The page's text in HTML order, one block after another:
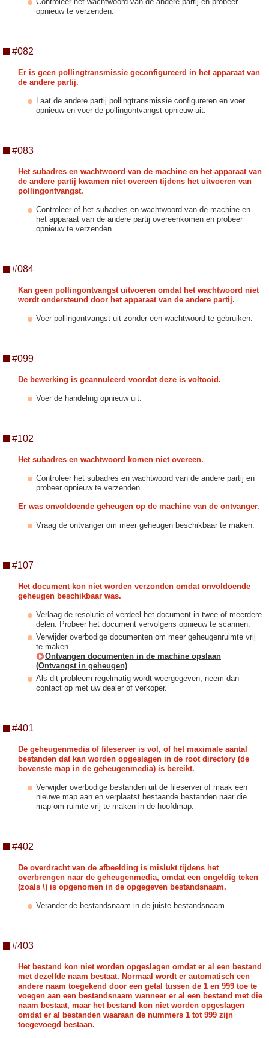
opnieuw te verzenden.
#082
Er is geen pollingtransmissie geconfigureerd in het apparaat van
de andere partij.
Laat de andere partij pollingtransmissie configureren en voer
opnieuw en voer de pollingontvangst opnieuw uit.
#083
Het subadres en wachtwoord van de machine en het apparaat van
de andere partij kwamen niet overeen tijdens het uitvoeren van
pollingontvangst.
Controleer of het subadres en wachtwoord van de machine en
het apparaat van de andere partij overeenkomen en probeer
opnieuw te verzenden.
#084
Kan geen pollingontvangst uitvoeren omdat het wachtwoord niet
wordt ondersteund door het apparaat van de andere partij.
Voer pollingontvangst uit zonder een wachtwoord te gebruiken.
#099
De bewerking is geannuleerd voordat deze is voltooid.
Voer de handeling opnieuw uit.
#102
Het subadres en wachtwoord komen niet overeen.
Controleer het subadres en wachtwoord van de andere partij en
probeer opnieuw te verzenden.
Er was onvoldoende geheugen op de machine van de ontvanger.
Vraag de ontvanger om meer geheugen beschikbaar te maken.
#107
Het document kon niet worden verzonden omdat onvoldoende
geheugen beschikbaar was.
Verlaag de resolutie of verdeel het document in twee of meerdere
delen. Probeer het document vervolgens opnieuw te scannen.
Verwijder overbodige documenten om meer geheugenruimte vrij
te maken.
Ontvangen documenten in de machine opslaan
(Ontvangst in geheugen)
Als dit probleem regelmatig wordt weergegeven, neem dan
contact op met uw dealer of verkoper.
#401
De geheugenmedia of fileserver is vol, of het maximale aantal
bestanden dat kan worden opgeslagen in de root directory (de
bovenste map in de geheugenmedia) is bereikt.
Verwijder overbodige bestanden uit de fileserver of maak een
nieuwe map aan en verplaatst bestaande bestanden naar die
map om ruimte vrij te maken in de hoofdmap.
#402
De overdracht van de afbeelding is mislukt tijdens het
overbrengen naar de geheugenmedia, omdat een ongeldig teken
(zoals \) is opgenomen in de opgegeven bestandsnaam.
Verander de bestandsnaam in de juiste bestandsnaam.
#403
Het bestand kon niet worden opgeslagen omdat er al een bestand
met dezelfde naam bestaat. Normaal wordt er automatisch een
andere naam toegekend door een getal tussen de 1 en 999 toe te
voegen aan een bestandsnaam wanneer er al een bestand met die
naam bestaat, maar het bestand kon niet worden opgeslagen
omdat er al bestanden waaraan de nummers 1 tot 999 zijn
toegevoegd bestaan.